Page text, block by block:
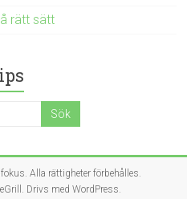
rätt sätt
. Alla rättigheter förbehålles.
Drivs medWordPress